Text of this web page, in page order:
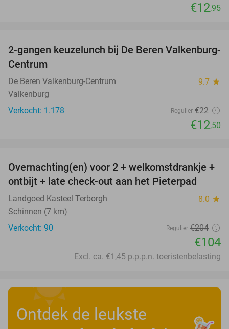
€12,95
43%
2-gangen keuzelunch bij De Beren Valkenburg-
Centrum
De Beren Valkenburg-Centrum 9.7 star
Valkenburg
Verkocht: 1.178
Regulier €22
€12,50
49%
Overnachting(en) voor 2 + welkomstdrankje +
ontbijt + late check-out aan het Pieterpad
Landgoed Kasteel Terborgh 8.0 star
Schinnen (7 km)
Verkocht: 90
Regulier €204
€104
Excl. ca. €1,45 p.p.p.n. toeristenbelasting
Ontdek de leukste